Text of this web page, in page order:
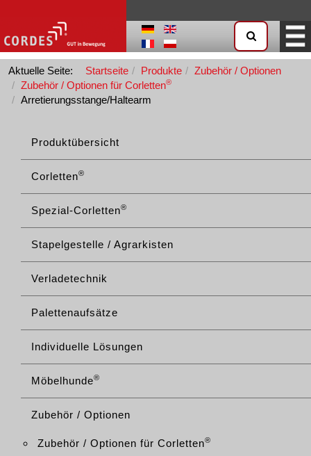
Aktuelle Seite: Startseite Produkte
Zubehör / Optionen
Zubehör / Optionen für Corletten®
Arretierungsstange/Haltearm
Produktübersicht
Corletten®
Spezial-Corletten®
Stapelgestelle / Agrarkisten
Verladetechnik
Palettenaufsätze
Individuelle Lösungen
Möbelhunde®
Zubehör / Optionen
Zubehör / Optionen für Corletten®